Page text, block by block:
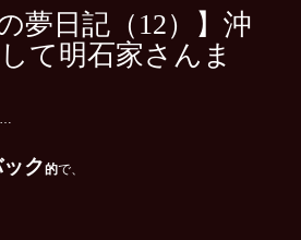
夢日記（12）】沖
て明石家さんま
…
ク的で、